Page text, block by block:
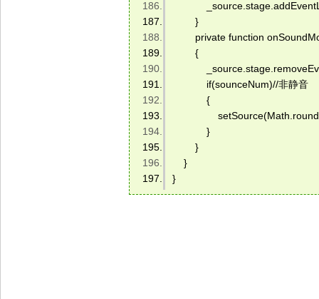
}
private function
{
if(sounceNum)//非静音
{
}
}
}
}